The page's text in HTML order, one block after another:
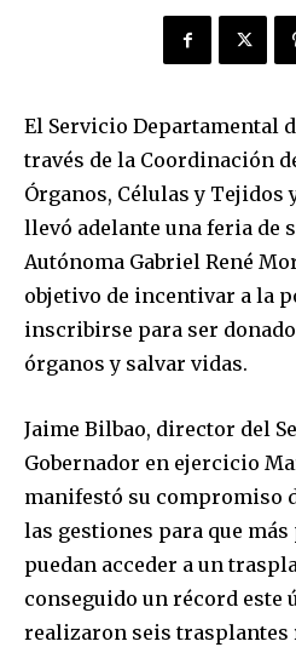
El Servicio Departamental
través de la Coordinación
Órganos, Células y Tejidos
llevó adelante una feria de
Autónoma Gabriel René
objetivo de incentivar a la
inscribirse para ser
órganos y salvar vidas.
Jaime Bilbao, director del
Gobernador en ejercicio
manifestó su compromiso
las gestiones para que
puedan acceder a un
conseguido un récord este
realizaron seis trasplantes